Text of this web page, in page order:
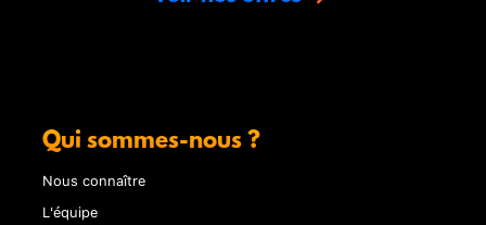
Qui sommes-nous ?
Nous connaître
L'équipe